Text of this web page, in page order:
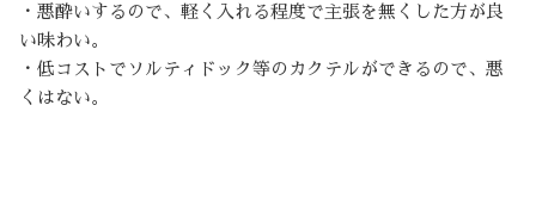
・悪酔いするので、軽く入れる程度で主張を無くした方が良
い味わい。
・低コストでソルティドック等のカクテルができるので、悪
くはない。